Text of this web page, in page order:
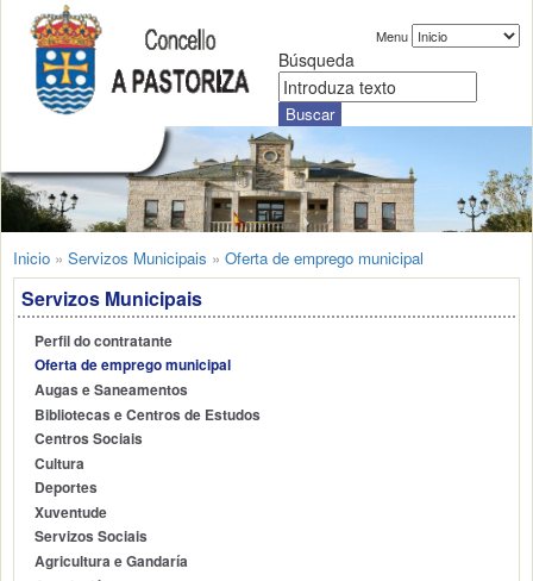
Menu
Búsqueda
Inicio » Servizos Municipais » Oferta de emprego municipal
Servizos Municipais
Perfil do contratante
Oferta de emprego municipal
Augas e Saneamentos
Bibliotecas e Centros de Estudos
Centros Sociais
Cultura
Deportes
Xuventude
Servizos Sociais
Agricultura e Gandaría